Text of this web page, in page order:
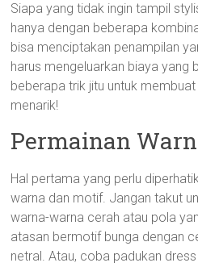
Siapa yang tidak ingin tampil
hanya dengan beberapa
bisa menciptakan penampilan
harus mengeluarkan biaya yang
beberapa trik jitu untuk
menarik!
Permainan
Hal pertama yang perlu
warna dan motif. Jangan takut
warna-warna cerah atau pola
atasan bermotif bunga dengan
netral. Atau, coba padukan